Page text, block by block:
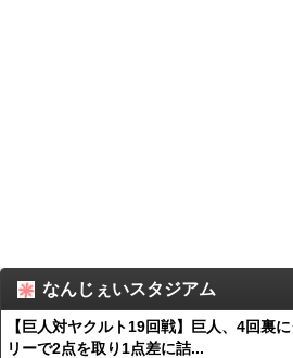
なんじぇいスタジアム
【巨人対ヤクルト19回戦】巨人、4回裏
リーで2点を取り1点差に詰...